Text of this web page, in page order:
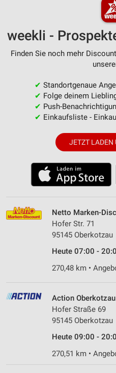
weekli -
Finden Sie noch mehr
✔ Standortgenaue
✔ Folge deinem
✔ Push-
✔ Einkaufsliste -
JETZT LADEN
Netto Marken-
Hofer Str. 71
95145 Oberkotzau
Heute 07:00 -
270,48 km •
Action Oberkotzau
Hofer Straße 69
95145 Oberkotzau
Heute 09:00 -
270,51 km •